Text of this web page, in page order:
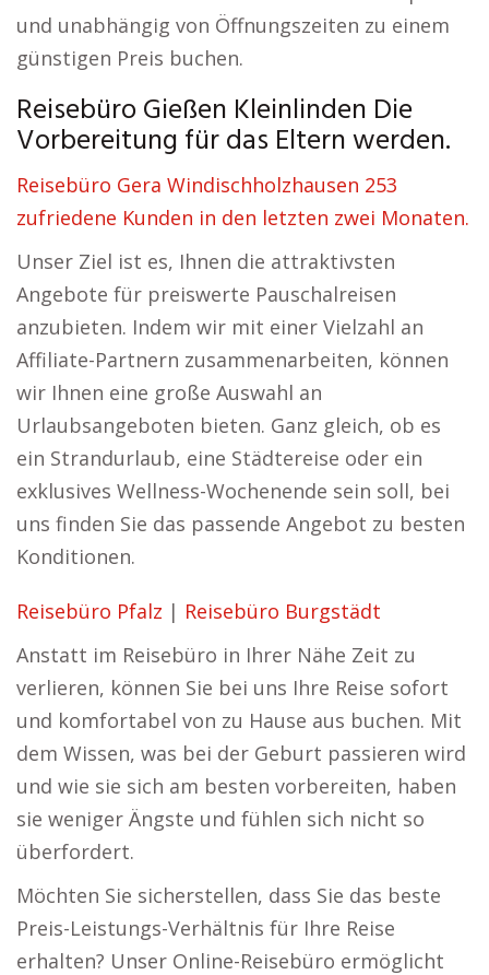
und unabhängig von Öffnungszeiten zu einem
günstigen Preis buchen.
Reisebüro Gießen Kleinlinden Die
Vorbereitung für das Eltern werden.
Reisebüro Gera Windischholzhausen 253
zufriedene Kunden in den letzten zwei Monaten.
Unser Ziel ist es, Ihnen die attraktivsten
Angebote für preiswerte Pauschalreisen
anzubieten. Indem wir mit einer Vielzahl an
Affiliate-Partnern zusammenarbeiten, können
wir Ihnen eine große Auswahl an
Urlaubsangeboten bieten. Ganz gleich, ob es
ein Strandurlaub, eine Städtereise oder ein
exklusives Wellness-Wochenende sein soll, bei
uns finden Sie das passende Angebot zu besten
Konditionen.
Reisebüro Pfalz | Reisebüro Burgstädt
Anstatt im Reisebüro in Ihrer Nähe Zeit zu
verlieren, können Sie bei uns Ihre Reise sofort
und komfortabel von zu Hause aus buchen. Mit
dem Wissen, was bei der Geburt passieren wird
und wie sie sich am besten vorbereiten, haben
sie weniger Ängste und fühlen sich nicht so
überfordert.
Möchten Sie sicherstellen, dass Sie das beste
Preis-Leistungs-Verhältnis für Ihre Reise
erhalten? Unser Online-Reisebüro ermöglicht